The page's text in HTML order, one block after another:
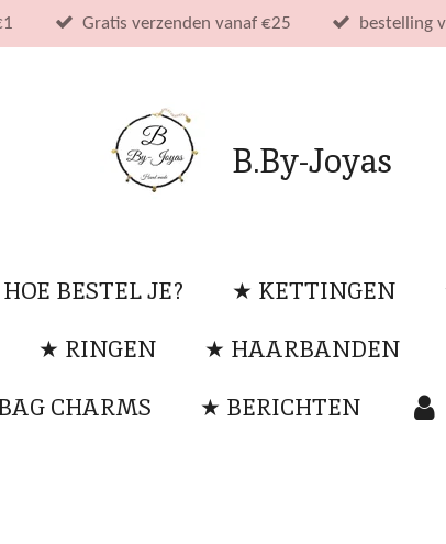
Gratis verzenden vanaf €25 bestelling
B.By-Joyas
BESTEL JE? ★ KETTINGEN
★ RINGEN ★ HAARBANDEN
CHARMS
★ BERICHTEN